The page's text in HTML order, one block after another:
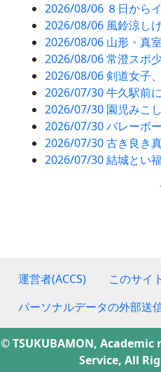
2026/08/06 ８日から
2026/08/06 風鈴涼し
2026/08/06 山形・真
2026/08/06 常澄スポ
2026/08/06 剣道女子
2026/07/30 牛久駅前
2026/07/30 園児みこ
2026/07/30 バレーボ
2026/07/30 古き良き
2026/07/30 結城とい
運営者(ACCS) このサイ
パーソナルデータの外部送
© TSUKUBAMON,
Service, All